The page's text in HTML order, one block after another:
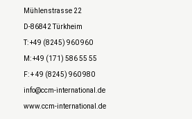
Mühlenstrasse 22
D-86842 Türkheim
T: +49 (8245) 960 960
M: +49 (171) 586 55 55
F: + 49 (8245) 960 980
info@ccm-international.de
www.ccm-international.de